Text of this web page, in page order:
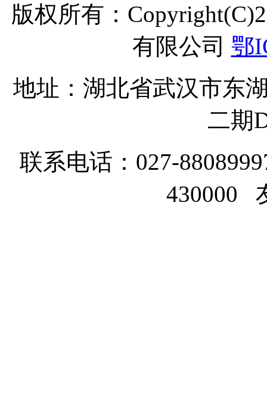
版权所有：
有限公司 鄂
地址：湖北省武汉市东
二期
联系电话：027-
430000